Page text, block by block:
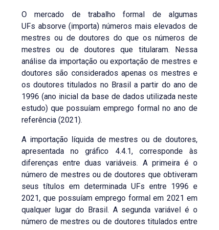
O mercado de trabalho formal de algumas
UFs absorve (importa) números mais elevados de
mestres ou de doutores do que os números de
mestres ou de doutores que titularam. Nessa
análise da importação ou exportação de mestres e
doutores são considerados apenas os mestres e
os doutores titulados no Brasil a partir do ano de
1996 (ano inicial da base de dados utilizada neste
estudo) que possuíam emprego formal no ano de
referência (2021).
A importação líquida de mestres ou de doutores,
apresentada no gráfico 4.4.1, corresponde às
diferenças entre duas variáveis. A primeira é o
número de mestres ou de doutores que obtiveram
seus títulos em determinada UFs entre 1996 e
2021, que possuíam emprego formal em 2021 em
qualquer lugar do Brasil. A segunda variável é o
número de mestres ou de doutores titulados entre